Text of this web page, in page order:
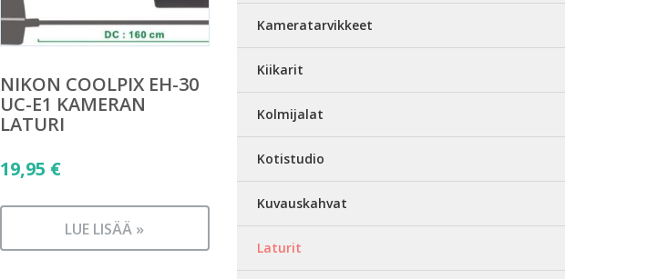
NIKON COOLPIX EH-30
UC-E1 KAMERAN
LATURI
19,95 €
LUE LISÄÄ »
Kameratarvikkeet
Kiikarit
Kolmijalat
Kotistudio
Kuvauskahvat
Laturit